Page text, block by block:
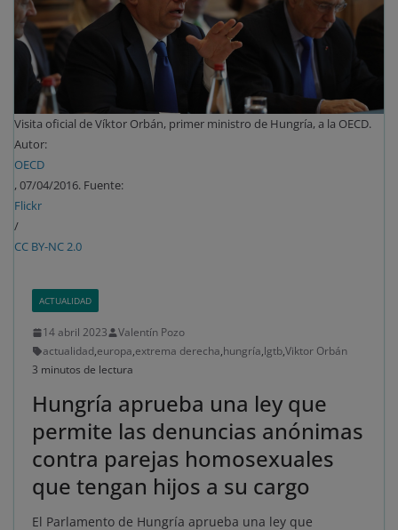
Visita oficial de Víktor Orbán, primer ministro de Hungría, a la OECD.
Autor:
OECD
, 07/04/2016. Fuente:
Flickr
/
CC BY-NC 2.0
ACTUALIDAD
14 abril 2023
Valentín Pozo
actualidad,europa,extrema derecha,hungría,lgtb,Viktor Orbán
3 minutos de lectura
Hungría aprueba una ley que
permite las denuncias anónimas
contra parejas homosexuales
que tengan hijos a su cargo
El Parlamento de Hungría aprueba una ley que